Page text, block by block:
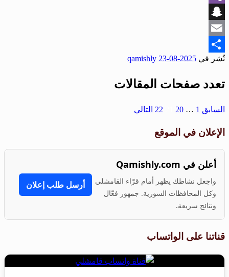
Viber
Snapchat
Email
Share
نُشر في 2025-08-23
qamishly
تعدد صفحات المقالات
السابق 1
…
20
22 التالي
الإعلان في الموقع
أعلن في Qamishly.com
واجعل نشاطك يظهر أمام قرّاء القامشلي
وكل المحافظات السورية. جمهور فعّال
ونتائج سريعة.
أرسل طلب إعلان
قناتنا على الواتساب